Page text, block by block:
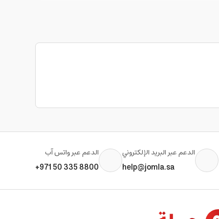
الدعم عبر البريد الإلكتروني
help@jomla.sa
الدعم عبر واتس آب
+971 50 335 8800